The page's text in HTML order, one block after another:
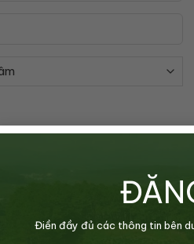
Điền đầy đủ các thông tin bên
Mục